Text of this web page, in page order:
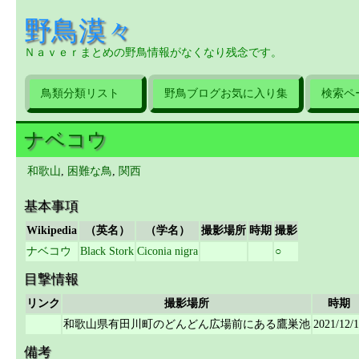
野鳥漠々
Ｎａｖｅｒまとめの野鳥情報がなくなり残念です。
鳥類分類リスト 野鳥ブログお気に入り集 検索ペ
ナベコウ
和歌山 困難な鳥 関西
基本事項
Wikipedia （英名） （学名） 撮影場所 時期 撮影
ナベコウ
Black Stork Ciconia nigra ○
目撃情報
リンク 撮影場所
時期
和歌山県有田川町のどんどん広場前にある鷹巣池 2021/12/
備考